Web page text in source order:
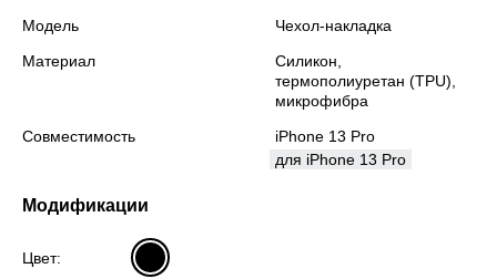
Модель
Чехол-накладка
Материал
Силикон,
термополиуретан (TPU),
микрофибра
Совместимость
iPhone 13 Pro
для iPhone 13 Pro
Модификации
Цвет: